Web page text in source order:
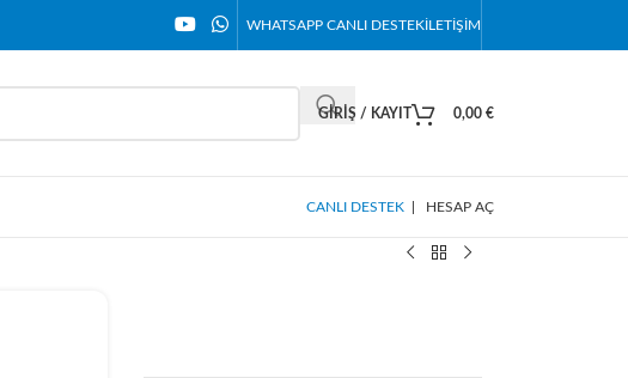
WHATSAPP CANLI DESTEKİLETIŞIM
GIRIŞ / KAYIT 0,00 €
CANLI DESTEK HESAP AÇ